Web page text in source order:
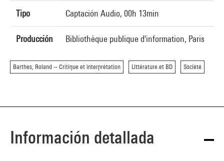
Tipo Captación Audio, 00h 13min
Producción Bibliothèque publique d'information, Paris
Barthes, Roland -- Critique et interprétation Littérature et BD Société
Información detallada